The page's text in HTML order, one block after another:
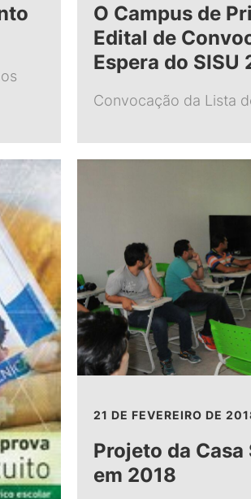
O Campus de
Edital de
Espera do SISU
Convocação da Lista
21 DE FEVEREIRO DE
Projeto da
em 2018